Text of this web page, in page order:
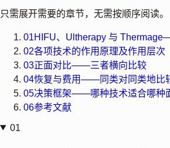
只需展开需要的章节，无需按顺序阅读。
01HIFU、Ultherapy 与
02各项技术的作用原理及作用层次
03正面对比——三者横向比较
04恢复与费用——同类对同类地比
05决策框架——哪种技术适合哪种
06参考文献
01